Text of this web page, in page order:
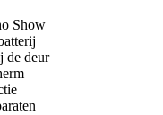
Show
de deur